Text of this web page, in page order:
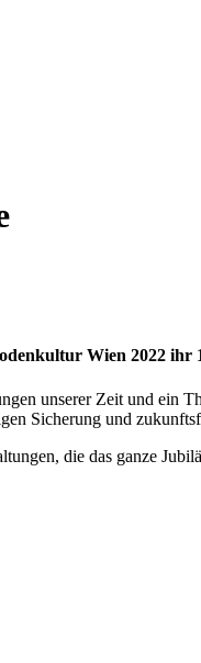
Wien 2022 ihr
unserer Zeit und ein
Sicherung und
die das ganze